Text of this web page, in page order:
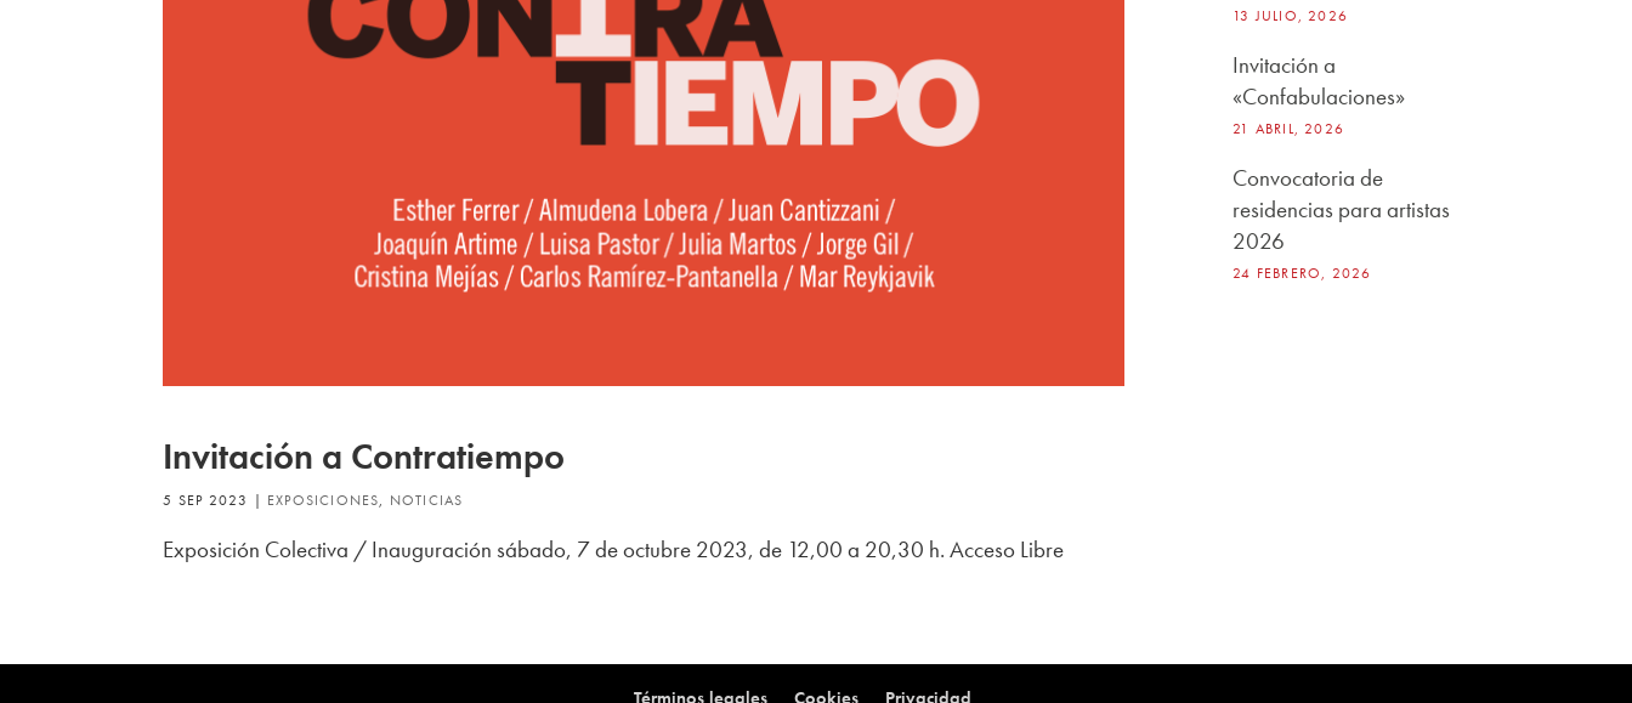
Invitación a Contratiempo
5 SEP 2023 | EXPOSICIONES, NOTICIAS
Exposición Colectiva / Inauguración sábado, 7 de octubre 2023, de 12,00 a 20,30 h. Acceso Libre
13 JULIO, 2026
Invitación a
«Confabulaciones»
21 ABRIL, 2026
Convocatoria de
residencias para artistas
2026
24 FEBRERO, 2026